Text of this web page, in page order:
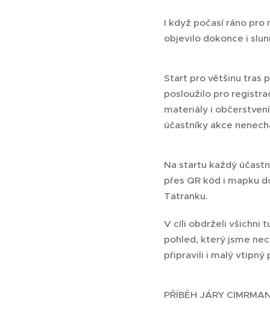
I když počasí ráno
objevilo dokonce i
Start pro většinu tras
posloužilo pro
materiály i
účastníky akce
Na startu každý
přes QR kód i mapku
Tatranku.
V cíli obdrželi všichni
pohled, který jsme
připravili i malý vtipný
PŘÍBĚH JÁRY